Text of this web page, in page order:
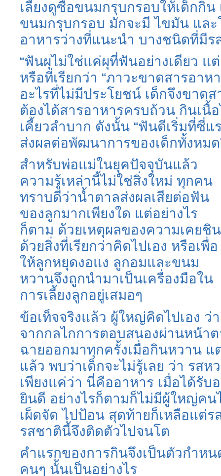
เลี้ยงดูซื้อขนมกรุบกรอบให้เด็กกิ
ขนมกรุบกรอบ มักจะมี ไขมัน และ
อาหารว่างที่แนะนำ บางชนิดที่มีร
“ฟันผุไม่ใช่แค่ผุที่ฟันอย่างเดียว แ
หรือที่เรียกว่า “ภาวะขาดสารอาหา
อะไรที่ไม่มีประโยชน์ เด็กจึงขาด
ต้องได้สารอาหารครบถ้วน กินเนื้
เคี้ยวลำบาก ดังนั้น “ฟันดีเริ่มที่ซี่แ
ส่งผลต่อพัฒนาการของเด็กทั้งหม
สำหรับพ่อแม่ในยุคปัจจุบันแล้ว
ความรู้เหล่านี้ไม่ใช่สิ่งใหม่ ทุกคน
ทราบดีว่าน้ำตาลส่งผลเสียต่อฟัน
ของลูกมากเพียงใด แต่อย่างไร
ก็ตาม ด้วยเหตุผลของความเคยชิน
ด้วยสิ่งที่เรียกว่าคิดไปเอง หรือเพื่อ
ให้ลูกหยุดงอแง ลูกอมและขนม
หวานจึงถูกนำมาเป็นเครื่องมือใน
การเลี้ยงลูกอยู่เสมอๆ
ข้อเท็จจริงแล้ว ผู้ใหญ่คิดไปเอง
จากกลไกการตอบสนองผ่านหน้า
ฉายออกมาทุกครั้งเมื่อกินหวาน แ
แล้ว พบว่าเด็กจะไม่รู้เลย ว่า รสห
เพียงแค่ว่า นี่คืออาหาร เมื่อได้รับ
ยินดี อย่างไรก็ตามก็ไม่มีผู้ใหญ่คน
เผ็ดจัด ไปป้อน สุดท้ายก็เหลือแต่
รสชาตินี้จึงติดตัวไปจนโต
คำแรกของการกินจึงเป็นตัวกำห
คนๆ นั้นเป็นอย่างไร